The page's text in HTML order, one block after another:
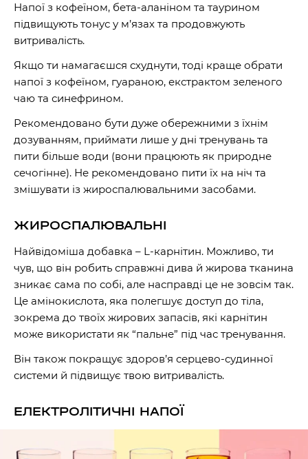
Напої з кофеїном, бета-аланіном та таурином
підвищують тонус у м’язах та продовжують
витривалість.
Якщо ти намагаєшся схуднути, тоді краще обрати
напої з кофеїном, гуараною, екстрактом зеленого
чаю та синефрином.
Рекомендовано бути дуже обережними з їхнім
дозуванням, приймати лише у дні тренувань та
пити більше води (вони працюють як природне
сечогінне). Не рекомендовано пити їх на ніч та
змішувати із жироспалювальними засобами.
ЖИРОСПАЛЮВАЛЬНІ
Найвідоміша добавка – L-карнітин. Можливо, ти
чув, що він робить справжні дива й жирова тканина
зникає сама по собі, але насправді це не зовсім так.
Це амінокислота, яка полегшує доступ до тіла,
зокрема до твоїх жирових запасів, які карнітин
може використати як “пальне” під час тренування.
Він також покращує здоров’я серцево-судинної
системи й підвищує твою витривалість.
ЕЛЕКТРОЛІТИЧНІ НАПОЇ